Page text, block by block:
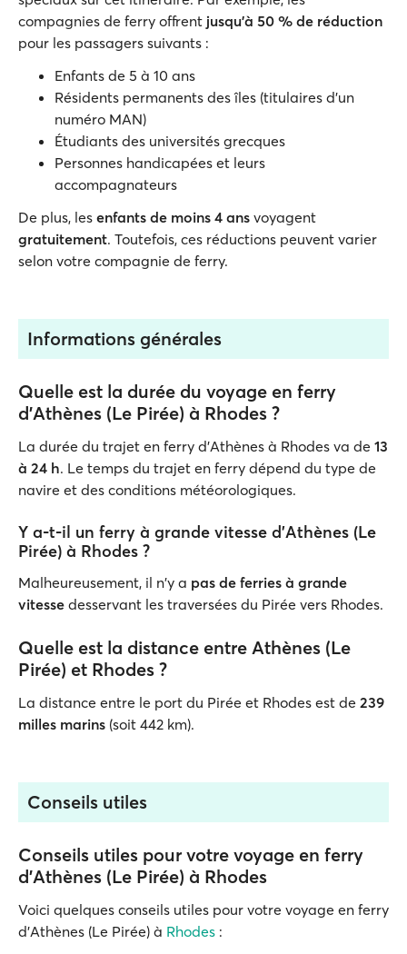
compagnies de ferry offrent jusqu'à 50 % de réduction
pour les passagers suivants :
Enfants de 5 à 10 ans
Résidents permanents des îles (titulaires d'un
numéro MAN)
Étudiants des universités grecques
Personnes handicapées et leurs
accompagnateurs
De plus, les enfants de moins 4 ans voyagent
gratuitement. Toutefois, ces réductions peuvent varier
selon votre compagnie de ferry.
Informations générales
Quelle est la durée du voyage en ferry
d'Athènes (Le Pirée) à Rhodes ?
La durée du trajet en ferry d’Athènes à Rhodes va de 13
à 24 h. Le temps du trajet en ferry dépend du type de
navire et des conditions météorologiques.
Y a-t-il un ferry à grande vitesse d'Athènes (Le
Pirée) à Rhodes ?
Malheureusement, il n'y a pas de ferries à grande
vitesse desservant les traversées du Pirée vers Rhodes.
Quelle est la distance entre Athènes (Le
Pirée) et Rhodes ?
La distance entre le port du Pirée et Rhodes est de 239
milles marins (soit 442 km).
Conseils utiles
Conseils utiles pour votre voyage en ferry
d'Athènes (Le Pirée) à Rhodes
Voici quelques conseils utiles pour votre voyage en ferry
d’Athènes (Le Pirée) à Rhodes :